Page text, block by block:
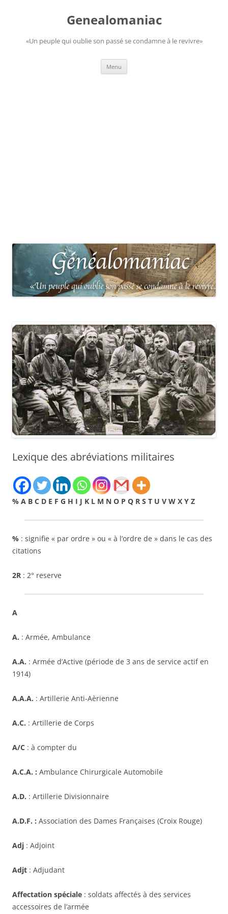
Genealomaniac
«Un peuple qui oublie son passé se condamne à le revivre»
Menu
Lexique des abréviations militaires
% A B C D E F G H I J K L M N O P Q R S T U V W X Y Z
% : signifie « par ordre » ou « à l’ordre de » dans le cas des
citations
2R : 2° reserve
A
A. : Armée, Ambulance
A.A. : Armée d’Active (période de 3 ans de service actif en
1914)
A.A.A. : Artillerie Anti-Aèrienne
A.C. : Artillerie de Corps
A/C : à compter du
A.C.A. : Ambulance Chirurgicale Automobile
A.D. : Artillerie Divisionnaire
A.D.F. : Association des Dames Françaises (Croix Rouge)
Adj : Adjoint
Adjt : Adjudant
Affectation spéciale : soldats affectés à des services
accessoires de l’armée